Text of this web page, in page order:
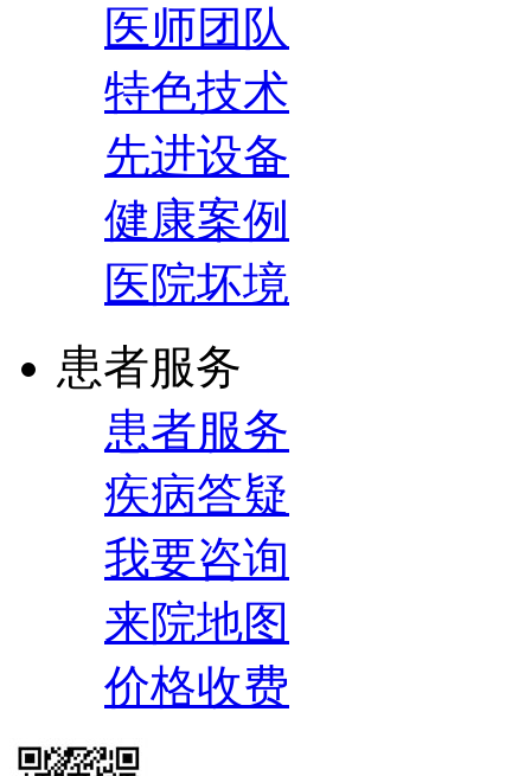
医师团队
特色技术
先进设备
健康案例
医院坏境
患者服务
患者服务
疾病答疑
我要咨询
来院地图
价格收费